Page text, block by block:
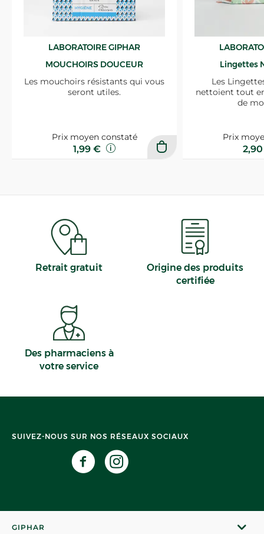
LABORATOIRE GIPHAR
MOUCHOIRS DOUCEUR
Les mouchoirs résistants qui vous
seront utiles.
Prix moyen constaté
1,99 €
Lingettes
Les
nettoient tout
de
Prix
Retrait gratuit
Origine des produits
certifiée
Des pharmaciens à
votre service
SUIVEZ-NOUS SUR NOS RÉSEAUX SOCIAUX
GIPHAR